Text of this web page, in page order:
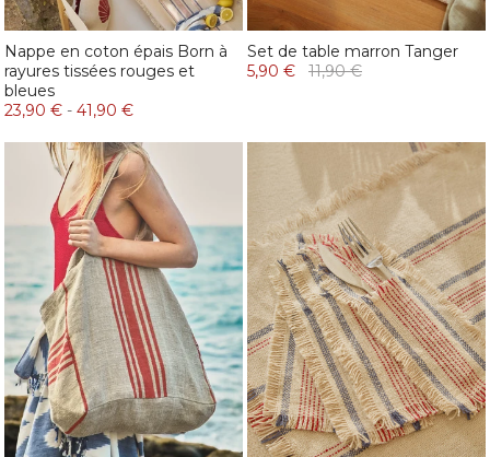
Nappe en coton épais Born à
rayures tissées rouges et
bleues
23,90 € - 41,90 €
Set de table marron Tanger
5,90 €
11,90 €